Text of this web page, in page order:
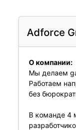
Adforce
О компании:
Мы делаем
Работаем
без
В команде 4